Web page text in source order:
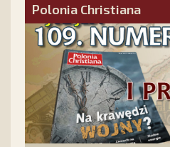
Polonia Christiana